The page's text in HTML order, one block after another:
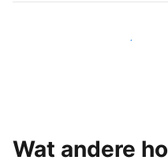
Bereik vandaag nog
Wat andere